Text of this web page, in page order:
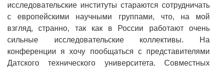
исследовательские институты стараются сотрудничать
с европейскими научными группами, что, на мой
взгляд, странно, так как в России работают очень
сильные исследовательские коллективы. На
конференции я хочу пообщаться с представителями
Датского технического университета. Совместных